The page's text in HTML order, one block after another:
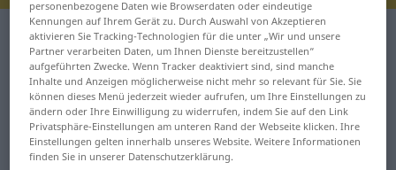
Niederländisch-Deutsch Wörterbuch I
Wörter auf Niederländisch, die
mit I beginnen
-ie ... ideologie
inkt ...
personenbezogene Daten wie Browserdaten oder eindeutige
Kennungen auf Ihrem Gerät zu. Durch Auswahl von Akzeptieren
aktivieren Sie Tracking-Technologien für die unter „Wir und unsere
Partner verarbeiten Daten, um Ihnen Dienste bereitzustellen“
aufgeführten Zwecke. Wenn Tracker deaktiviert sind, sind manche
Inhalte und Anzeigen möglicherweise nicht mehr so relevant für Sie. Sie
können dieses Menü jederzeit wieder aufrufen, um Ihre Einstellungen zu
ändern oder Ihre Einwilligung zu widerrufen, indem Sie auf den Link
Privatsphäre-Einstellungen am unteren Rand der Webseite klicken. Ihre
Einstellungen gelten innerhalb unseres Website. Weitere Informationen
finden Sie in unserer Datenschutzerklärung.